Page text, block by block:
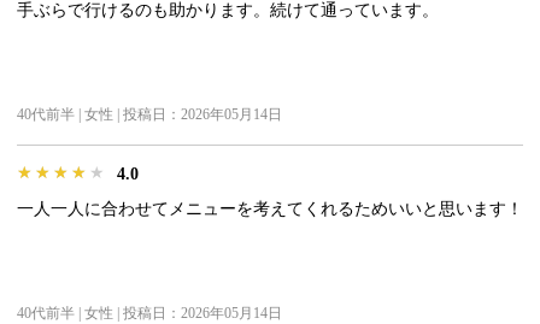
手ぶらで行けるのも助かります。続けて通っています。
40代前半 | 女性 | 投稿日：2026年05月14日
★★★★★
★★★★★
★★★★★
4.0
一人一人に合わせてメニューを考えてくれるためいいと思います！
40代前半 | 女性 | 投稿日：2026年05月14日